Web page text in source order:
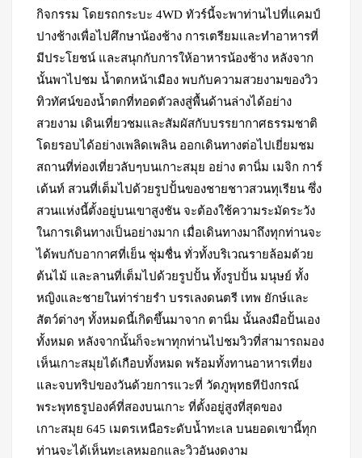
กิจกรรม โดยรถกระบะ 4WD ทัวร์นี้จะพาท่านไปที่แคมป์
ปางช้างเพื่อไปศึกษาน้องช้าง การเตรียมและทำอาหารที่
มีประโยชน์ และสนุกกับการให้อาหารน้องช้าง หลังจาก
นั้นพาไปชม น้ำตกหน้าเมือง พบกับความสวยงามของวิว
ทิวทัศน์ของน้ำตกที่ทอดตัวลงสู่พื้นด้านล่างได้อย่าง
สวยงาม เดินเที่ยวชมและสัมผัสกับบรรยากาศธรรมชาติ
โดยรอบได้อย่างเพลิดเพลิน ออกเดินทางต่อไปเยี่ยมชม
สถานที่ท่องเที่ยวลับๆบนเกาะสมุย อย่าง ตานิ่ม เมจิก การ์
เด้นท์ สวนที่เต็มไปด้วยรูปปั้นของชายชาวสวนทุเรียน ซึ่ง
สวนแห่งนี้ตั้งอยู่บนเขาสูงชัน จะต้องใช้ความระมัดระวัง
ในการเดินทางเป็นอย่างมาก เมื่อเดินทางมาถึงทุกท่านจะ
ได้พบกับอากาศที่เย็น ชุ่มชื่น ทั่วทั้งบริเวณรายล้อมด้วย
ต้นไม้ และลานที่เต็มไปด้วยรูปปั้น ทั้งรูปปั้น มนุษย์ ทั้ง
หญิงและชายในท่าร่ายรำ บรรเลงดนตรี เทพ ยักษ์และ
สัตว์ต่างๆ ทั้งหมดนี้เกิดขึ้นมาจาก ตานิ่ม นั้นลงมือปั้นเอง
ทั้งหมด หลังจากนั้นก็จะพาทุกท่านไปชมวิวที่สามารถมอง
เห็นเกาะสมุยได้เกือบทั้งหมด พร้อมทั้งทานอาหารเที่ยง
และจบทริปของวันด้วยการแวะที่ วัดภูพุทธทีปังกรณ์
พระพุทธรูปองค์ที่สองบนเกาะ ที่ตั้งอยู่สูงที่สุดของ
เกาะสมุย 645 เมตรเหนือระดับน้ำทะเล บนยอดเขานี้ทุก
ท่านจะได้เห็นทะเลหมอกและวิวอันงดงาม